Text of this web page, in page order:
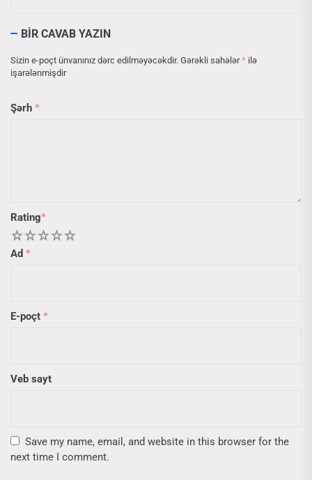
BIR CAVAB YAZIN
Sizin e-poçt ünvanınız dərc edilməyəcəkdir. Gərəkli sahələr* ilə
işarələnmişdir
Şərh *
Rating*
5
4
3
2
Ad *
E-poçt *
Veb sayt
Save my name, email, and website in this browser for the
next time I comment.